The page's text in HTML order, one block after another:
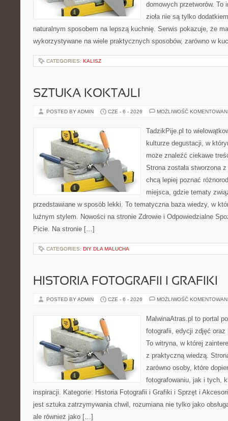
domowych przetworów. To
zioła nie są tylko
naturalnym sposobem na lepszą kuchnię. Serwis pokazuje, że
wykorzystywane na wiele praktycznych sposobów, zarówno w
CATEGORIES: KALISZ
SZTUKA KOKTAJLI
POSTED BY ADMIN CZE - 6 - 2026 MOŻLIWOŚĆ
TadzikPije.pl to
kulturze degustacji, w
może znaleźć ciekawe
Strona została stworzona
chcą lepiej poznać
miejsca, gdzie tematy
przedstawiane w sposób lekki. To tematyczna baza wiedzy, w
luźnym stylem. Nowości na stronie Zdrowie i Odpowiedzialne
Picie. Na stronie […]
CATEGORIES: DIY DLA MALUCHA
HISTORIA FOTOGRAFII I GRAFIKI
POSTED BY ADMIN CZE - 6 - 2026 MOŻLIWOŚĆ
MalwinaAtras.pl to portal
fotografii, edycji zdjęć
To witryna, w której
z praktyczną wiedzą.
zarówno osoby, które
fotografowaniu, jak i tych,
inspiracji. Kategorie: Historia Fotografii i Grafiki i Sprzęt i
jest sztuka zatrzymywania chwil, rozumiana nie tylko jako
ale również jako […]